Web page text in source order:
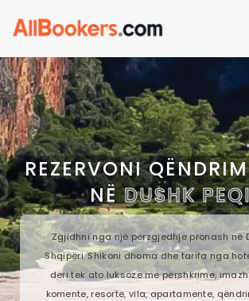
REZERVONI
NËDUSHK
Zgjidhni nga një përzgjedhje pronash në
Shqipëri. Shikoni dhoma dhe tarifa nga
deri tek ato luksoze me përshkrime,
komente, resorte, vila, apartamente,